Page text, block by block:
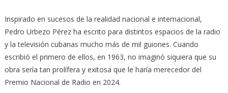
Inspirado en sucesos de la realidad nacional e internacional,
Pedro Urbezo Pérez ha escrito para distintos espacios de la radio
y la televisión cubanas mucho más de mil guiones. Cuando
escribió el primero de ellos, en 1963, no imaginó siquiera que su
obra sería tan prolífera y exitosa que le haría merecedor del
Premio Nacional de Radio en 2024.